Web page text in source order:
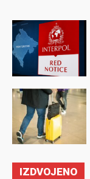
IZDVOJENO